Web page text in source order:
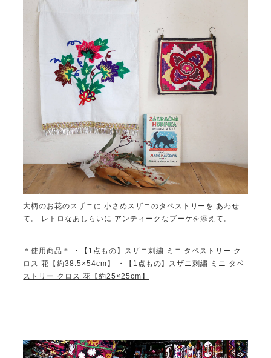
大柄のお花のスザニに 小さめスザニのタペストリーを あわせ
て。 レトロなあしらいに アンティークなブーケを添えて。
＊使用商品＊ ・
【1点もの】スザニ刺繍 ミニ タペストリー ク
ロス 花【約38.5×54cm】
・【1点もの】スザニ刺繍 ミニ タペ
ストリー クロス 花【約25×25cm】